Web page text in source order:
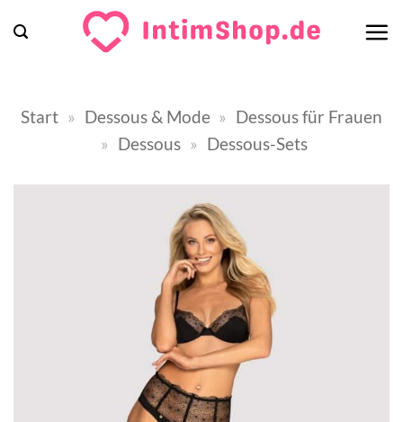
Inhalt
Start » Dessous & Mode » Dessous für Frauen
» Dessous » Dessous-Sets